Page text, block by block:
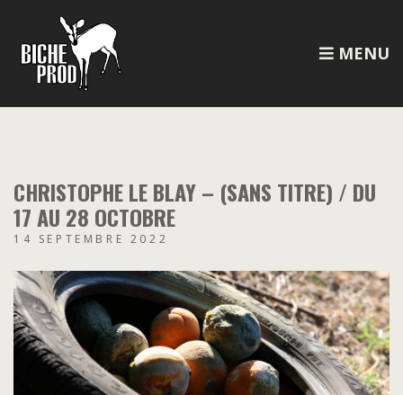
MENU
CHRISTOPHE LE BLAY – (SANS TITRE) / DU
17 AU 28 OCTOBRE
14 SEPTEMBRE 2022